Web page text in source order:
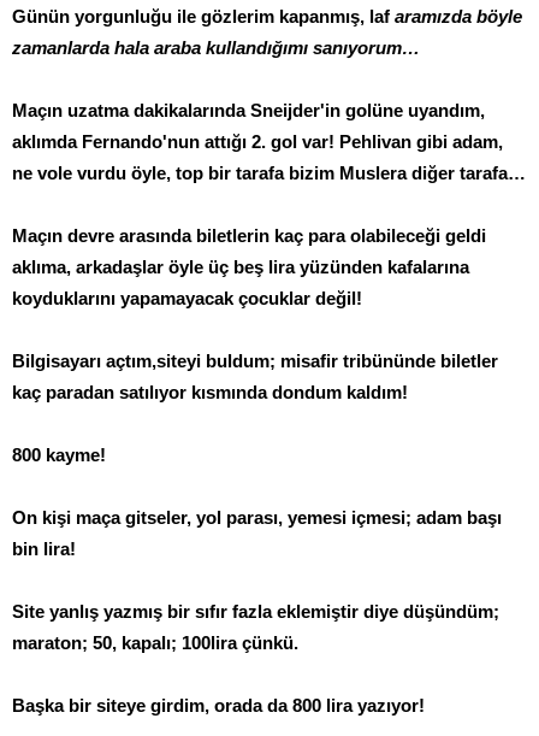
Günün yorgunluğu ile gözlerim kapanmış, laf aramızda böyle
zamanlarda hala araba kullandığımı sanıyorum…
Maçın uzatma dakikalarında Sneijder'in golüne uyandım,
aklımda Fernando'nun attığı 2. gol var! Pehlivan gibi adam,
ne vole vurdu öyle, top bir tarafa bizim Muslera diğer tarafa…
Maçın devre arasında biletlerin kaç para olabileceği geldi
aklıma, arkadaşlar öyle üç beş lira yüzünden kafalarına
koyduklarını yapamayacak çocuklar değil!
Bilgisayarı açtım,siteyi buldum; misafir tribününde biletler
kaç paradan satılıyor kısmında dondum kaldım!
800 kayme!
On kişi maça gitseler, yol parası, yemesi içmesi; adam başı
bin lira!
Site yanlış yazmış bir sıfır fazla eklemiştir diye düşündüm;
maraton; 50, kapalı; 100lira çünkü.
Başka bir siteye girdim, orada da 800 lira yazıyor!